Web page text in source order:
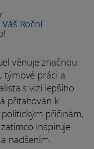
Roční
věnuje značnou
týmové práci a
s vizí lepšího
přitahován k
příčinám,
inspiruje
nadšením.